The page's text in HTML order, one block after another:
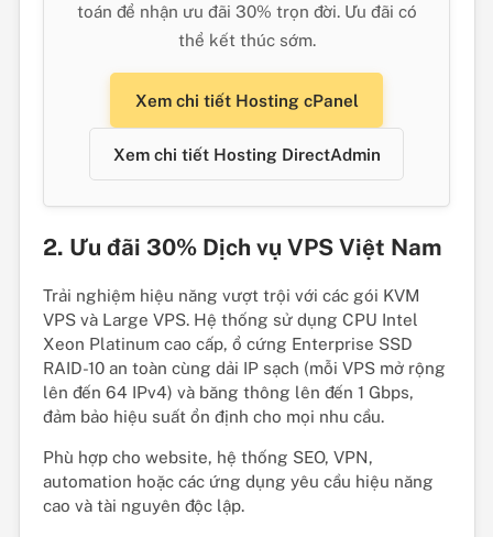
toán để nhận ưu đãi 30% trọn đời. Ưu đãi có
thể kết thúc sớm.
Xem chi tiết Hosting cPanel
Xem chi tiết Hosting DirectAdmin
2. Ưu đãi 30% Dịch vụ VPS Việt Nam
Trải nghiệm hiệu năng vượt trội với các gói KVM
VPS và Large VPS. Hệ thống sử dụng CPU Intel
Xeon Platinum cao cấp, ổ cứng Enterprise SSD
RAID-10 an toàn cùng dải IP sạch (mỗi VPS mở rộng
lên đến 64 IPv4) và băng thông lên đến 1 Gbps,
đảm bảo hiệu suất ổn định cho mọi nhu cầu.
Phù hợp cho website, hệ thống SEO, VPN,
automation hoặc các ứng dụng yêu cầu hiệu năng
cao và tài nguyên độc lập.